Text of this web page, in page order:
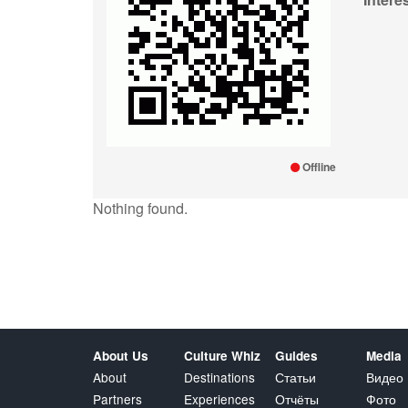
Offline
Nothing found.
About Us
About
Partners
Culture Whiz
Destinations
Experiences
Guides
Статьи
Отчёты
Media
Видео
Фото